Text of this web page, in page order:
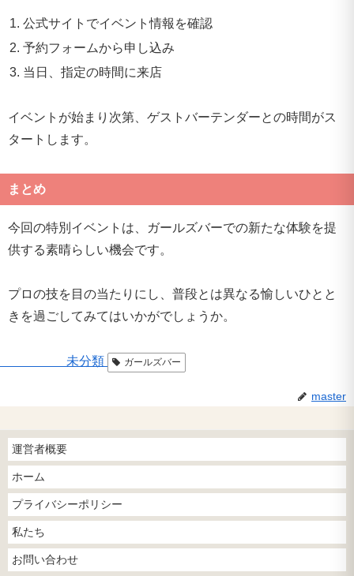
公式サイトでイベント情報を確認
予約フォームから申し込み
当日、指定の時間に来店
イベントが始まり次第、ゲストバーテンダーとの時間がス
タートします。
まとめ
今回の特別イベントは、ガールズバーでの新たな体験を提
供する素晴らしい機会です。
プロの技を目の当たりにし、普段とは異なる愉しいひとと
きを過ごしてみてはいかがでしょうか。
未分類 ガールズバー
master
運営者概要
ホーム
プライバシーポリシー
私たち
お問い合わせ